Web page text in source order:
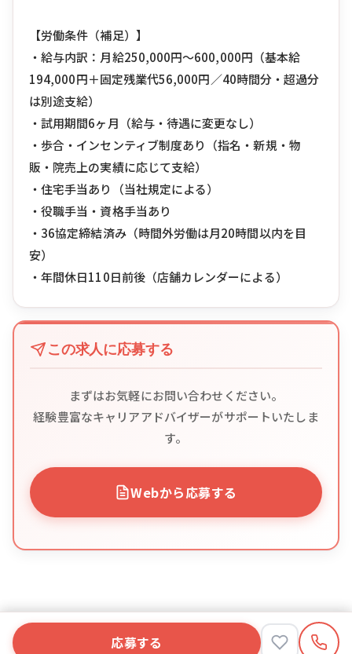
【労働条件（補足）】
・給与内訳：月給250,000円〜600,000円（基本給
194,000円＋固定残業代56,000円／40時間分・超過分
は別途支給）
・試用期間6ヶ月（給与・待遇に変更なし）
・歩合・インセンティブ制度あり（指名・新規・物
販・院売上の実績に応じて支給）
・住宅手当あり（当社規定による）
・役職手当・資格手当あり
・36協定締結済み（時間外労働は月20時間以内を目
安）
・年間休日110日前後（店舗カレンダーによる）
この求人に応募する
まずはお気軽にお問い合わせください。
経験豊富なキャリアアドバイザーがサポートいたしま
す。
Webから応募する
応募する
応募する